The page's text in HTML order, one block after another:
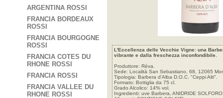
ARGENTINA ROSSI
FRANCIA BORDEAUX
ROSSI
FRANCIA BOURGOGNE
ROSSI
FRANCIA COTES DU
RHONE ROSSI
FRANCIA ROSSI
FRANCIA VALLEE DU
RHONE ROSSI
L'Eccellenza delle Vecchie Vigne: una
vibrante e dalla freschezza inconfondibile.
Produttore: Réva.
Sede: Località San Sebastiano, 68, 12065
Tipologia: Barbera d'Alba D.O.C. "Ceppi Alti".
Formato: Bottiglia da 75 cl.
Grado Alcolico: 14% vol.
Ingredienti: uve Barbera, ANIDRIDE